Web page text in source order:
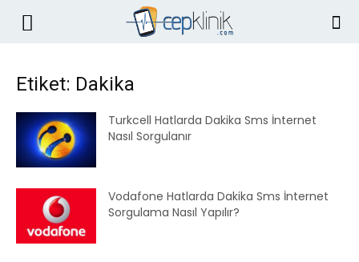
Etiket: Dakika
Turkcell Hatlarda Dakika Sms İnternet
Nasıl Sorgulanır
Vodafone Hatlarda Dakika Sms İnternet
Sorgulama Nasıl Yapılır?